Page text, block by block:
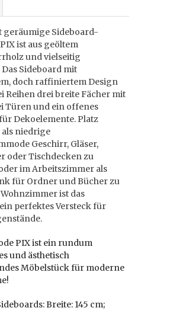
geräumige Sideboard-
ist aus geöltem
und vielseitig
Sideboard mit
doch raffiniertem Design
Reihen drei breite Fächer mit
Türen und ein offenes
Dekoelemente. Platz
niedrige
Geschirr, Gläser,
oder Tischdecken zu
im Arbeitszimmer als
für Ordner und Bücher zu
ist das
perfektes Versteck für
PIX ist ein rundum
und ästhetisch
Möbelstück für moderne
Breite: 145 cm;